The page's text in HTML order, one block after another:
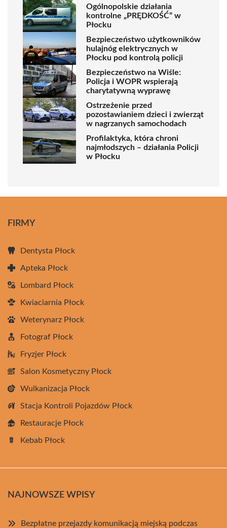
Ogólnopolskie działania
kontrolne „PRĘDKOŚĆ” w
Płocku
Bezpieczeństwo użytkowników
hulajnóg elektrycznych w
Płocku pod kontrolą policji
Bezpieczeństwo na Wiśle:
Policja i WOPR wspierają
charytatywną wyprawę
Ostrzeżenie przed
pozostawianiem dzieci i zwierząt
w nagrzanych samochodach
Profilaktyka, która chroni
najmłodszych – działania Policji
w Płocku
FIRMY
Dentysta Płock
Apteka Płock
Lombard Płock
Kwiaciarnia Płock
Weterynarz Płock
Fotograf Płock
Fryzjer Płock
Salon Kosmetyczny Płock
Wulkanizacja Płock
Stacja Kontroli Pojazdów Płock
Restauracje Płock
Kebab Płock
NAJNOWSZE WPISY
Bezpłatne przejazdy komunikacją miejską podczas